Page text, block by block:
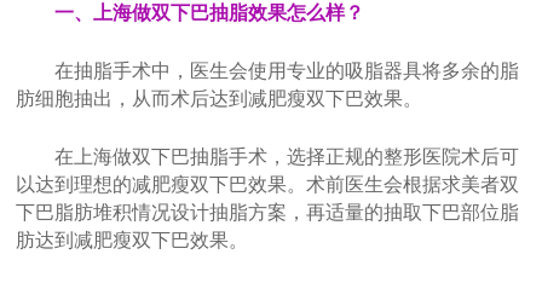
一、上海做双下巴抽脂效果怎么样？
在抽脂手术中，医生会使用专业的吸脂器具将多余的脂
肪细胞抽出，从而术后达到减肥瘦双下巴效果。
在上海做双下巴抽脂手术，选择正规的整形医院术后可
以达到理想的减肥瘦双下巴效果。术前医生会根据求美者双
下巴脂肪堆积情况设计抽脂方案，再适量的抽取下巴部位脂
肪达到减肥瘦双下巴效果。